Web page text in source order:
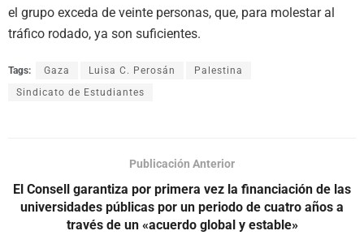
el grupo exceda de veinte personas, que, para molestar al
tráfico rodado, ya son suficientes.
Tags: Gaza Luisa C. Perosán
Palestina
Sindicato de Estudiantes
Publicación Anterior
El Consell garantiza por primera vez la financiación de las
universidades públicas por un periodo de cuatro años a
través de un «acuerdo global y estable»